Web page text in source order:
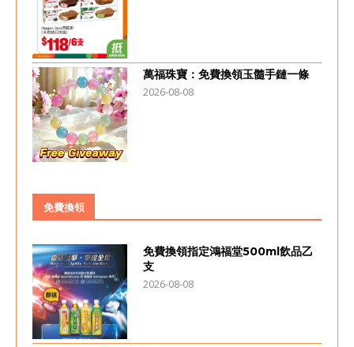
萬福珠寶：免費換領玉髓手鏈一條
2026-08-08
免費換領
免費換領指定鴻福堂500ml飲品乙
支
2026-08-08